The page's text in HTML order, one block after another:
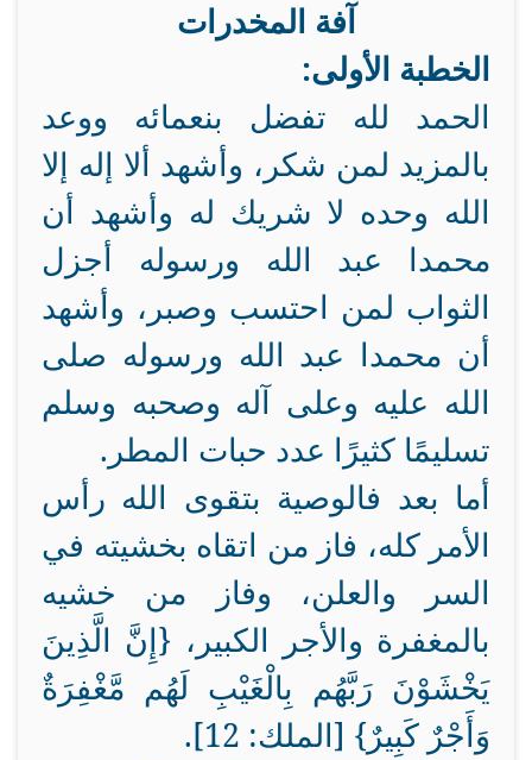
آفة المخدرات
الخطبة الأولى:
الحمد لله تفضل بنعمائه ووعد
بالمزيد لمن شكر، وأشهد ألا إله إلا
الله وحده لا شريك له وأشهد أن
محمدا عبد الله ورسوله أجزل
الثواب لمن احتسب وصبر، وأشهد
أن محمدا عبد الله ورسوله صلى
الله عليه وعلى آله وصحبه وسلم
تسليمًا كثيرًا عدد حبات المطر.
أما بعد فالوصية بتقوى الله رأس
الأمر كله، فاز من اتقاه بخشيته في
السر والعلن، وفاز من خشيه
بالمغفرة والأجر الكبير، {إِنَّ الَّذِينَ
يَخْشَوْنَ رَبَّهُم بِالْغَيْبِ لَهُم مَّغْفِرَةٌ
وَأَجْرٌ كَبِيرٌ} [الملك: 12].